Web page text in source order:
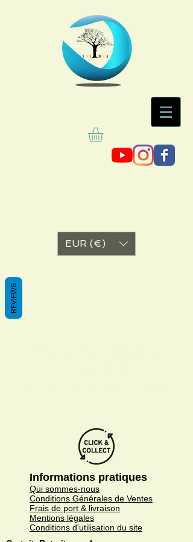
EUR (€)
Informations pratiques
Qui sommes-nous
Conditions Générales de Ventes
Frais de port & livraison
Mentions légales
Conditions d'utilisation du site
REVIEWS